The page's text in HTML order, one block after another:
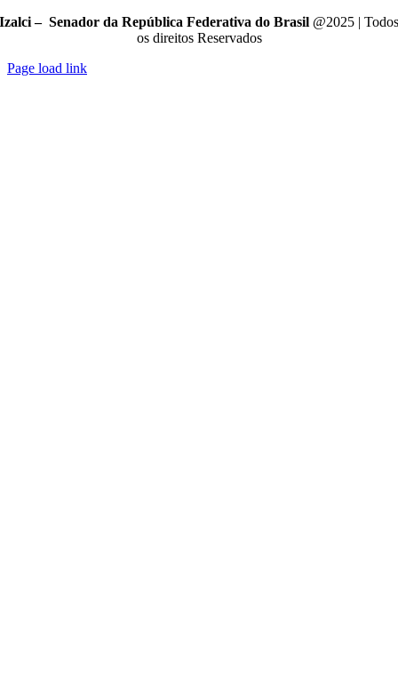
Izalci – Senador da República Federativa do Brasil @2025 | Todos
os direitos Reservados
Page load link